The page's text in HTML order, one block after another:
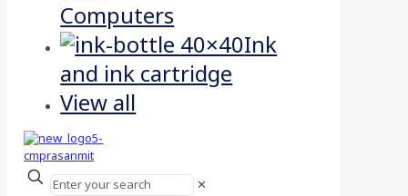
Computers
Ink
and ink cartridge
View all
✕